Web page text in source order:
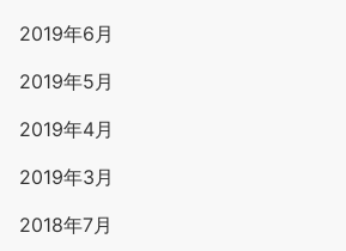
2019年6月
2019年5月
2019年4月
2019年3月
2018年7月